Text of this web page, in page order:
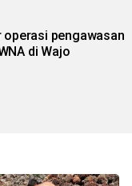
pengawasan
di Wajo